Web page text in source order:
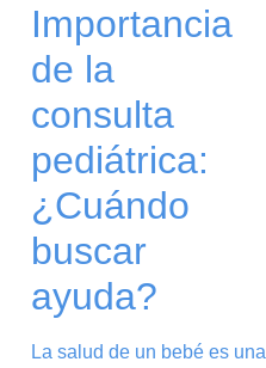
Importancia
de la
consulta
pediátrica:
¿Cuándo
buscar
ayuda?
La salud de un bebé es una